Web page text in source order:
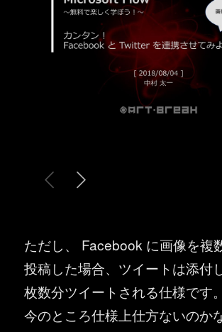
ただし、 Facebook に画像を複
投稿した場合、ツイートは添付
枚数分ツイートされる仕様です
今のところ仕様上仕方ないのか